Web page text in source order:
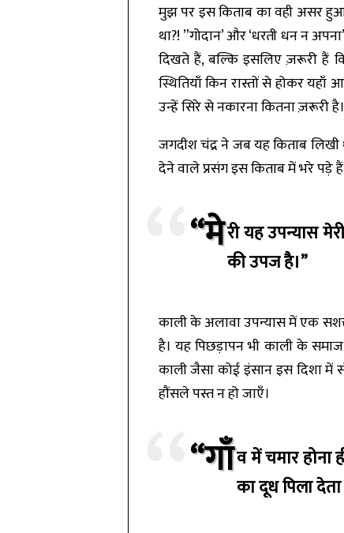
मुझ पर इस किताब का वही असर
था?! ”गोदान’ और ‘धरती धन न
दिखते हैं, बल्कि इसलिए ज़रूरी हैं
स्थितियाँ किन रास्तों से होकर
उन्हें सिरे से नकारना कितना ज़रूरी है।
जगदीश चंद्र ने जब यह किताब
देने वाले प्रसंग इस किताब में भरे पड़े
“मेरी यह उपन्यास
की उपज है।”
काली के अलावा उपन्यास में एक
है। यह पिछड़ापन भी काली के
काली जैसा कोई इंसान इस दिशा
हौंसले पस्त न हो जाएँ।
“गाँव में चमार होना
का दूध पिला